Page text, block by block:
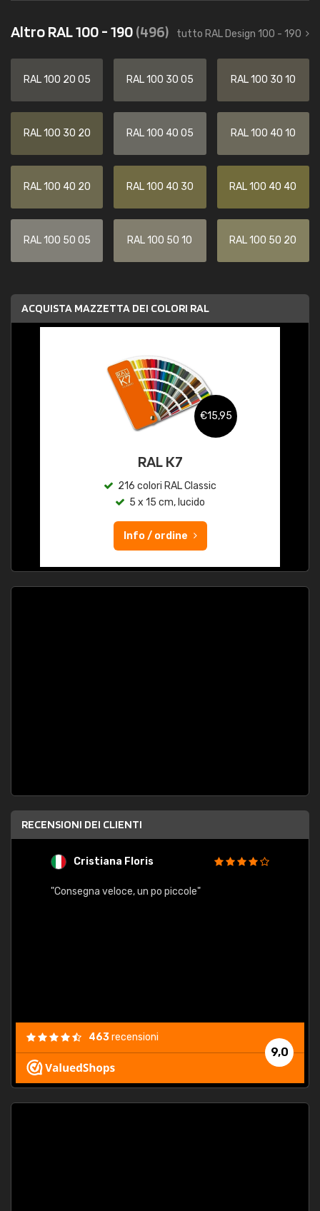
Altro RAL 100 - 190(496) tutto RAL Design 100 - 190
RAL 100 20 05 RAL 100 30 05 RAL 100 30 10
RAL 100 30 20 RAL 100 40 05 RAL 100 40 10
RAL 100 40 20 RAL 100 40 30 RAL 100 40 40
RAL 100 50 05 RAL 100 50 10 RAL 100 50 20
ACQUISTA MAZZETTA DEI COLORI RAL
€15,95
RAL K7
216 colori RAL Classic
5 x 15 cm, lucido
Info / ordine
RECENSIONI DEI CLIENTI
Cristiana Floris
"Consegna veloce, un po piccole"
9,0
463recensioni